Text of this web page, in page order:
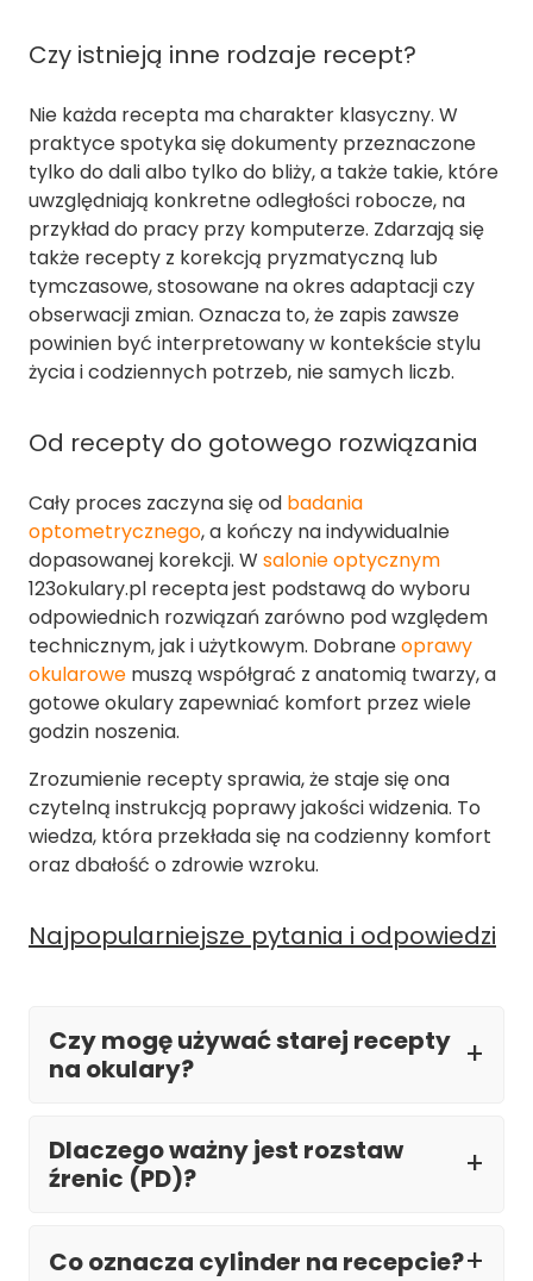
Czy istnieją inne rodzaje recept?
Nie każda recepta ma charakter klasyczny. W
praktyce spotyka się dokumenty przeznaczone
tylko do dali albo tylko do bliży, a także takie, które
uwzględniają konkretne odległości robocze, na
przykład do pracy przy komputerze. Zdarzają się
także recepty z korekcją pryzmatyczną lub
tymczasowe, stosowane na okres adaptacji czy
obserwacji zmian. Oznacza to, że zapis zawsze
powinien być interpretowany w kontekście stylu
życia i codziennych potrzeb, nie samych liczb.
Od recepty do gotowego rozwiązania
Cały proces zaczyna się od badania
optometrycznego, a kończy na indywidualnie
dopasowanej korekcji. W salonie optycznym
123okulary.pl recepta jest podstawą do wyboru
odpowiednich rozwiązań zarówno pod względem
technicznym, jak i użytkowym. Dobraneoprawy
okularowe muszą współgrać z anatomią twarzy, a
gotowe okulary zapewniać komfort przez wiele
godzin noszenia.
Zrozumienie recepty sprawia, że staje się ona
czytelną instrukcją poprawy jakości widzenia. To
wiedza, która przekłada się na codzienny komfort
oraz dbałość o zdrowie wzroku.
Najpopularniejsze pytania i odpowiedzi
Czy mogę używać starej recepty
na okulary?
Dlaczego ważny jest rozstaw
źrenic (PD)?
Co oznacza cylinder na recepcie?